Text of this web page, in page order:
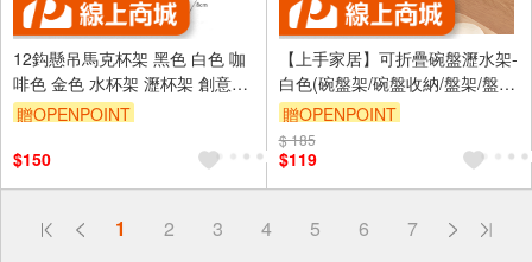
12鈎懸吊馬克杯架 黑色 白色 咖
啡色 金色 水杯架 瀝杯架 創意掛
勾 廚房杯架置物架水杯架櫥櫃掛
贈OPENPOINT
$150
【上手家居】可折疊碗盤瀝水架-
白色(碗盤架/碗盤收納/盤架/盤子
收納/碗盤收納架/盤子架/盤子收
納架/碗碟架)
贈OPENPOINT
訂單滿999享9折
$ 185
$119
1 2 3 4 5 6 7
偏遠地區配送